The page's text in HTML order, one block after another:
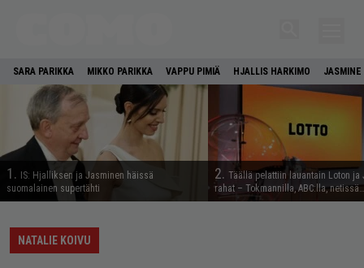
SARA PARIKKA MIKKO PARIKKA VAPPU PIMIÄ HJALLIS HARKIMO JASMINE
1.
IS: Hjalliksen ja Jasminen häissä
suomalainen supertähti
2. Täällä pelattiin lauantain Loton ja
rahat – Tokmannilla, ABC:lla, netissä…
NATALIE KOIVU